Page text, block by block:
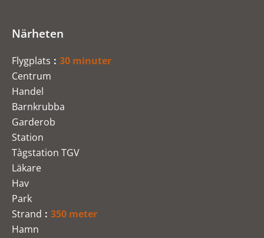
Närheten
Flygplats
30 minuter
Centrum
Handel
Barnkrubba
Garderob
Station
Tàgstation TGV
Läkare
Hav
Park
Strand
350 meter
Hamn